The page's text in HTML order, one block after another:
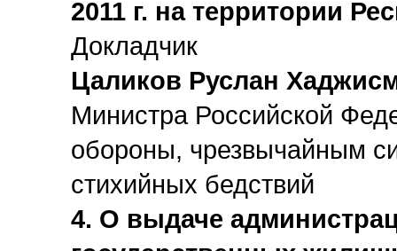
2011 г. на территории
Докладчик
Цаликов Руслан
Министра Российской
обороны, чрезвычайным
стихийных бедствий
4. О выдаче